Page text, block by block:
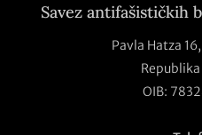
Savez antifašističkih
Pavla Hatza 16,
OIB: